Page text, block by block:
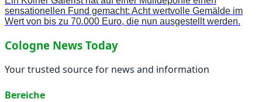
sensationellen Fund gemacht: Acht wertvolle Gemälde im
Wert von bis zu 70.000 Euro, die nun ausgestellt werden.
Cologne News Today
Your trusted source for news and information
Bereiche